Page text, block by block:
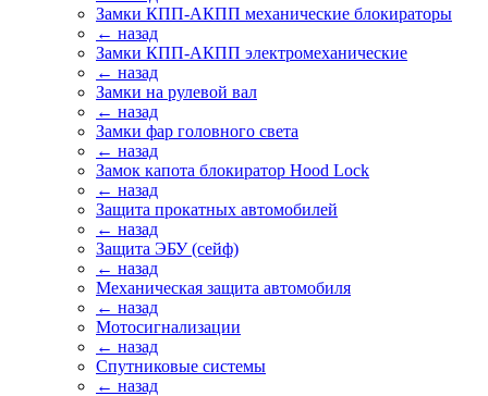
Замки КПП-АКПП механические блокираторы
← назад
Замки КПП-АКПП электромеханические
← назад
Замки на рулевой вал
← назад
Замки фар головного света
← назад
Замок капота блокиратор Hood Lock
← назад
Защита прокатных автомобилей
← назад
Защита ЭБУ (сейф)
← назад
Механическая защита автомобиля
← назад
Мотосигнализации
← назад
Спутниковые системы
← назад